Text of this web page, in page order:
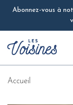
Abonnez-vous à
Accueil